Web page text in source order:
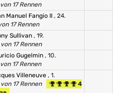
von 17 Rennen
Manuel Fangio II , 24.
17 Rennen
Sullivan , 19.
von 17 Rennen
Gugelmin , 10.
von 17 Rennen
Villeneuve , 1.
von 17 Rennen
4